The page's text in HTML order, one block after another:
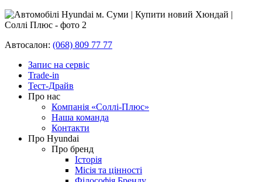
Автосалон: (068) 809 77 77
Запис на сервіс
Trade-in
Тест-Драйв
Про нас
Компанія «Соллі-Плюс»
Наша команда
Контакти
Про Hyundai
Про бренд
Історія
Місія та цінності